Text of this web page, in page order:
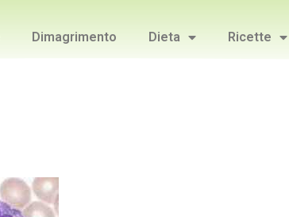
Dimagrimento Dieta Ricette